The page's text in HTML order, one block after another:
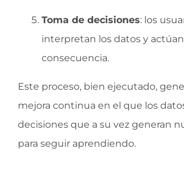
Toma de decisiones: los
interpretan los datos y
consecuencia.
Este proceso, bien ejecutado,
mejora continua en el que los
decisiones que a su vez generan
para seguir aprendiendo.